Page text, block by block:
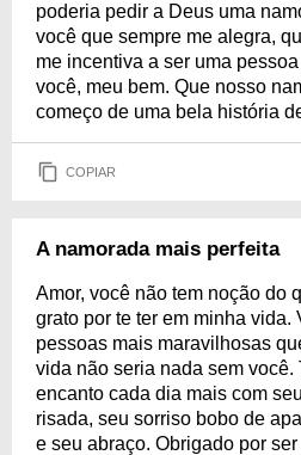
poderia pedir a Deus uma
você que sempre me alegra,
me incentiva a ser uma
você, meu bem. Que nosso
começo de uma bela história
COPIAR
A namorada mais perfeita
Amor, você não tem noção do
grato por te ter em minha vida.
pessoas mais maravilhosas
vida não seria nada sem você.
encanto cada dia mais com
risada, seu sorriso bobo de
e seu abraço. Obrigado por